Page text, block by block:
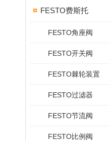
FESTO费斯托
FESTO角座阀
FESTO开关阀
FESTO棘轮装置
FESTO过滤器
FESTO节流阀
FESTO比例阀